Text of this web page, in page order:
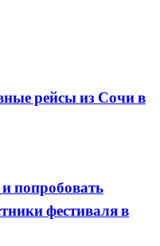
рейсы из Сочи в
попробовать
фестиваля в